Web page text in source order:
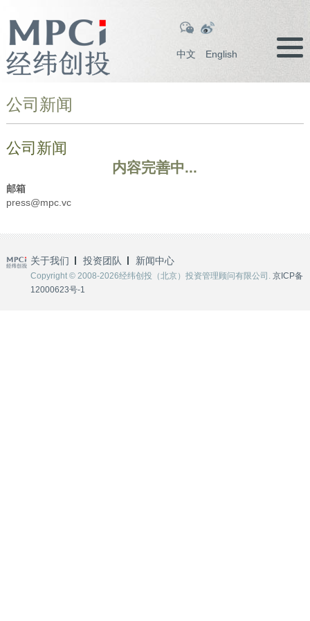
中文 English
公司新闻
公司新闻
内容完善中...
邮箱
press@mpc.vc
关于我们 投资团队 新闻中心
Copyright © 2008-2026经纬创投（北京）投资管理顾问有限公司. 京ICP备
12000623号-1